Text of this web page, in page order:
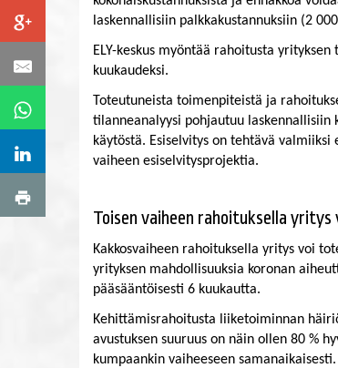
laskennallisiin palkkakustannuksiin (2
ELY-keskus myöntää rahoitusta
kuukaudeksi.
Toteutuneista toimenpiteistä ja
tilanneanalyysi pohjautuu laskennallisiin
käytöstä. Esiselvitys on tehtävä
vaiheen esiselvitysprojektia.
​​​​​​​Toisen vaiheen rahoituksella
Kakkosvaiheen rahoituksella yritys voi
yrityksen mahdollisuuksia koronan
pääsääntöisesti 6 kuukautta.
Kehittämisrahoitusta liiketoiminnan
avustuksen suuruus on näin ollen 80 %
kumpaankin vaiheeseen samanaikaisesti.